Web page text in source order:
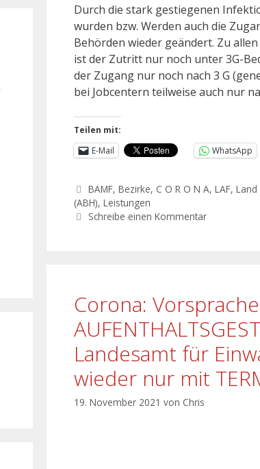
Durch die stark gestiegenen
wurden bzw. Werden auch die
Behörden wieder geändert. Zu
ist der Zutritt nur noch unter 3G-
der Zugang nur noch nach 3 G
bei Jobcentern teilweise auch nur
Teilen mit:
E-Mail
WhatsApp
BAMF,Bezirke, C O R O N A,LAF,Land
(ABH), Leistungen
Schreibe einen Kommentar
Corona:
Landesamt für
wieder nur mit
19. November 2021 von Chris